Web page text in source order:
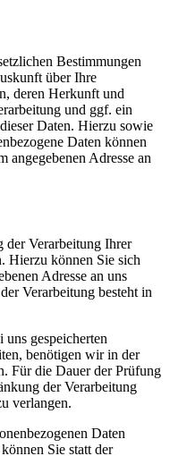
Bestimmungen
über Ihre
deren Herkunft und
und ggf. ein
Daten. Hierzu sowie
Daten können
angegebenen Adresse an
der Verarbeitung Ihrer
Hierzu können Sie sich
Adresse an uns
Verarbeitung besteht in
gespeicherten
benötigen wir in der
Für die Dauer der Prüfung
der Verarbeitung
verlangen.
Daten
Sie statt der